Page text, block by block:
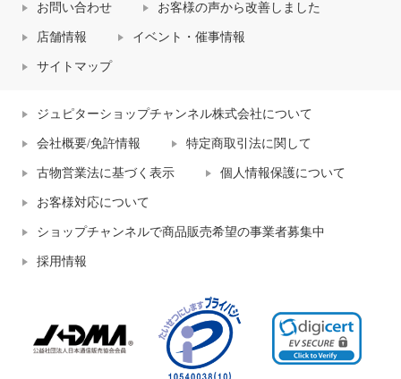
お問い合わせ お客様の声から改善しました
店舗情報 イベント・催事情報
サイトマップ
ジュピターショップチャンネル株式会社について
会社概要/免許情報 特定商取引法に関して
古物営業法に基づく表示 個人情報保護について
お客様対応について
ショップチャンネルで商品販売希望の事業者募集中
採用情報